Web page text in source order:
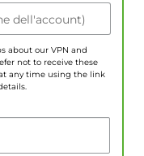
dell'account)
about our VPN and
not to receive these
any time using the link